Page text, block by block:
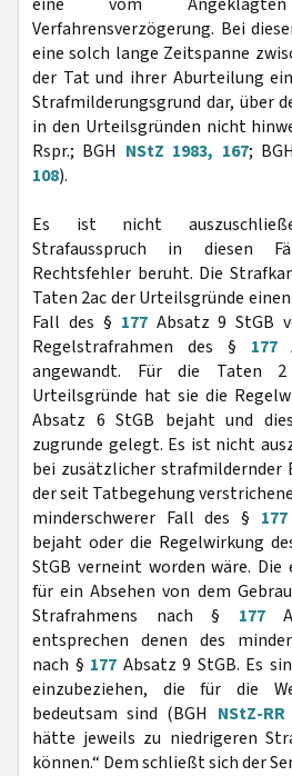
Verfahrensverzögerung. Bei
eine solch lange Zeitspanne
der Tat und ihrer Aburteilung
Strafmilderungsgrund dar, über
in den Urteilsgründen nicht
Rspr.; BGH NStZ 1983, 167; BGH
108).
Es ist nicht
Strafausspruch in diesen
Rechtsfehler beruht. Die
Taten 2ac der Urteilsgründe
Fall des § 177Absatz 9 StGB
Regelstrafrahmen des § 177
angewandt. Für die Taten
Urteilsgründe hat sie die
Absatz 6 StGB bejaht und
zugrunde gelegt. Es ist nicht
bei zusätzlicher strafmildernder
der seit Tatbegehung
minderschwerer Fall des § 177
bejaht oder die Regelwirkung
StGB verneint worden wäre. Die
für ein Absehen von dem
Strafrahmens nach § 177
entsprechen denen des
nach § 177 Absatz 9 StGB. Es
einzubeziehen, die für die
bedeutsam sind (BGH NStZ-
hätte jeweils zu niedrigeren
können.“ Dem schließt sich der